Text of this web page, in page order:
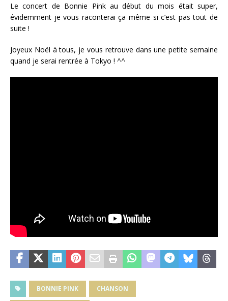
Le concert de Bonnie Pink au début du mois était super,
évidemment je vous raconterai ça même si c’est pas tout de
suite !
Joyeux Noël à tous, je vous retrouve dans une petite semaine
quand je serai rentrée à Tokyo ! ^^
BONNIE PINK CHANSON